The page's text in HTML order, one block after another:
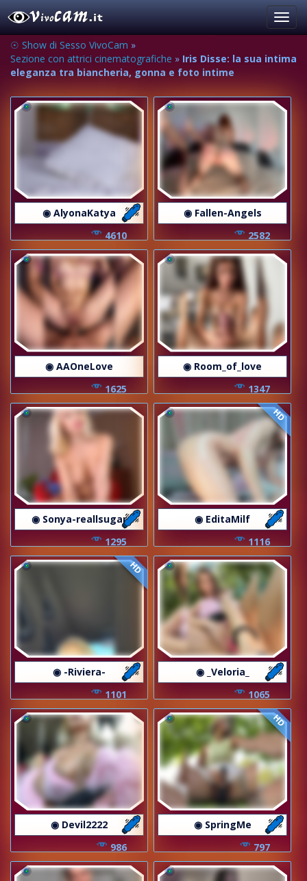
☉ Show di Sesso VivoCam »
Sezione con attrici cinematografiche » Iris Disse: la sua intima
eleganza tra biancheria, gonna e foto intime
◉ AlyonaKatya
4610
◉ Fallen-Angels
2582
◉ AAOneLove
1625
◉ Room_of_love
1347
◉ Sonya-reallsugar
1295
HD
◉ EditaMilf
1116
HD
◉ -Riviera-
1101
◉ _Veloria_
1065
◉ Devil2222
986
HD
◉ SpringMe
797